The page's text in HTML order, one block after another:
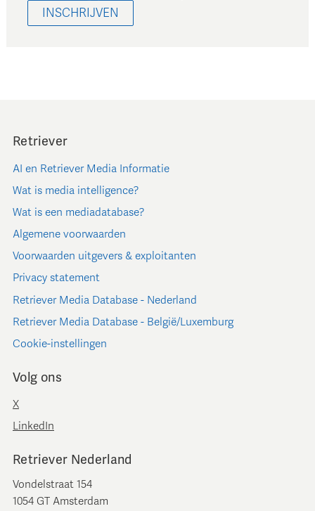
INSCHRIJVEN
Retriever
AI en Retriever Media Informatie
Wat is media intelligence?
Wat is een mediadatabase?
Algemene voorwaarden
Voorwaarden uitgevers & exploitanten
Privacy statement
Retriever Media Database - Nederland
Retriever Media Database - België/Luxemburg
Cookie-instellingen
Volg ons
X
LinkedIn
Retriever Nederland
Vondelstraat 154
1054 GT Amsterdam